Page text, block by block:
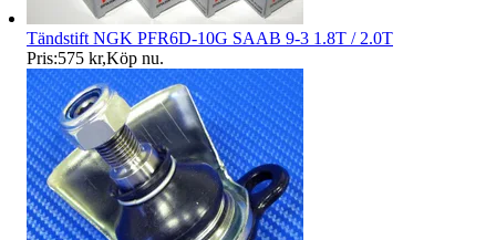
Tändstift NGK PFR6D-10G SAAB 9-3 1.8T / 2.0T
Pris:575 kr,Köp nu.